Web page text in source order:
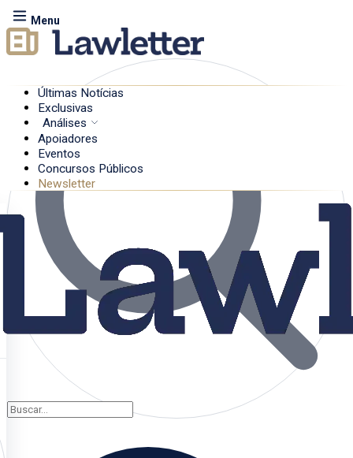
Menu
Últimas Notícias
Exclusivas
Análises
Apoiadores
Eventos
Concursos Públicos
Newsletter